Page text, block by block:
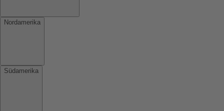
Nordamerika
Südamerika